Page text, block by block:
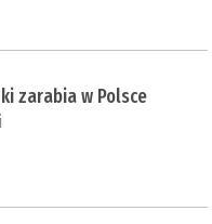
zarabia w Polsce